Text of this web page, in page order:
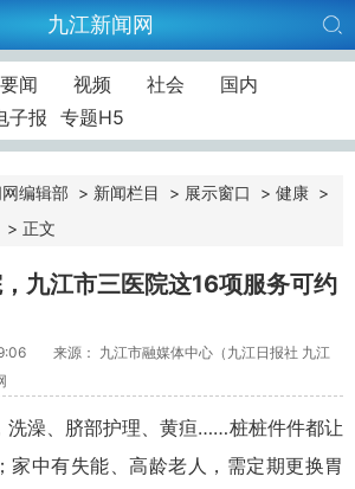
九江新闻网
要闻 视频 社会
国内
子报 专题H5
编辑部 > 新闻栏目 > 展示窗口 > 健康 >
> 正文
九江市三医院这16项服务可约
来源： 九江市融媒体中心（九江日报社 九江
洗澡、脐部护理、黄疸……桩桩件件都让
家中有失能、高龄老人， 需定期更换胃